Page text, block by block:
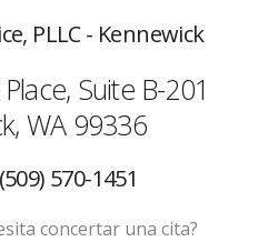
PLLC - Kennewick
Suite B-201
WA 99336
570-1451
concertar una cita?